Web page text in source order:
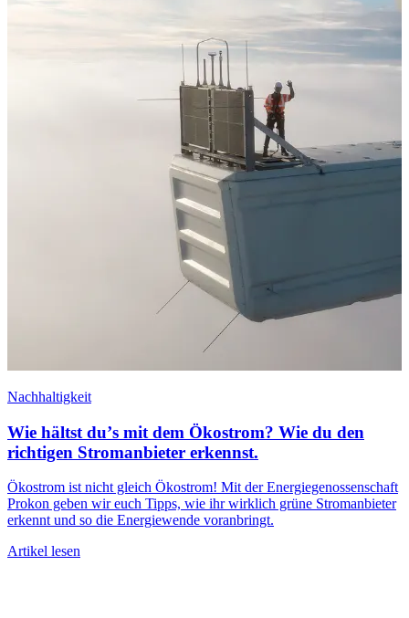
Nachhaltigkeit
Wie hältst duʼs mit dem Ökostrom? Wie du den
richtigen Stromanbieter erkennst.
Ökostrom ist nicht gleich Ökostrom! Mit der Energiegenossenschaft
Prokon geben wir euch Tipps, wie ihr wirklich grüne Stromanbieter
erkennt und so die Energiewende voranbringt.
Artikel lesen